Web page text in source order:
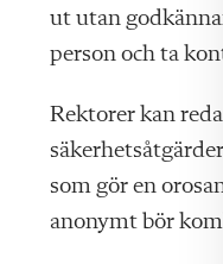
ut utan
person och ta
Rektorer kan
som gör en
anonymt bör